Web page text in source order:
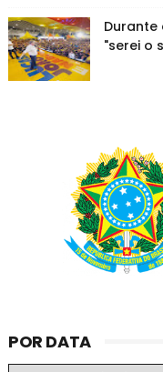
Durante
"serei o
POR DATA